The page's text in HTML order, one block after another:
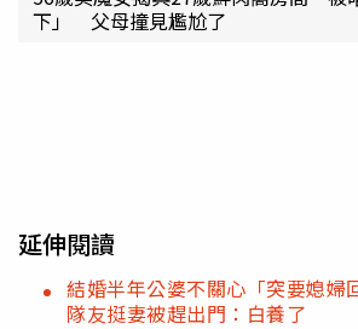
下」 父母撞見尷尬了
延伸閱讀
結婚半年公婆不關心「突要媳
隊友挺妻被趕出門：白養了